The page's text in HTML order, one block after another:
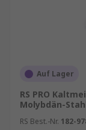
Auf Lager
RS PRO
Molybdän-
RS Best.-Nr. 182-